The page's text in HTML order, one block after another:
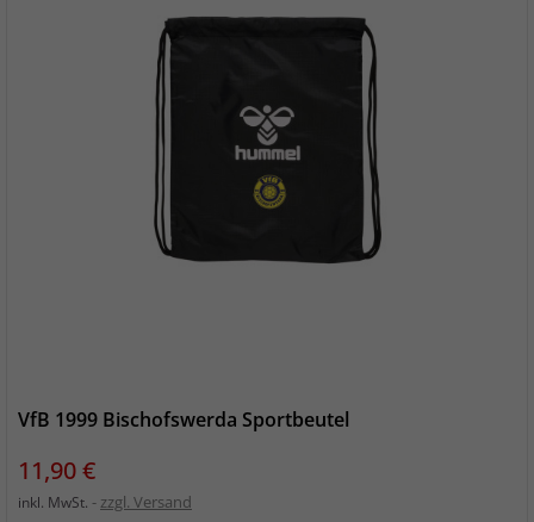
VfB 1999 Bischofswerda Sportbeutel
Preis
11,90 €
inkl. MwSt. zzgl. Versand